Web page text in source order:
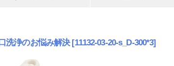
洗浄のお悩み解決 [11132-03-20-s_D-300*3]